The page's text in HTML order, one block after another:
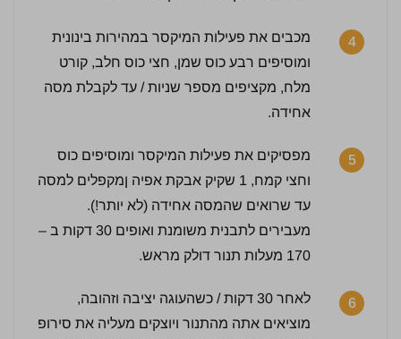
4
מכבים את פעילות המיקסר במהירות בינונית
ומוסיפים רבע כוס שמן, חצי כוס חלב, קורט
מלח, מקציפים מספר שניות / עד לקבלת מסה
אחידה.
5
מפסיקים את פעילות המיקסר ומוסיפים כוס
וחצי קמח, 1 שקיק אבקת אפיה ןמקפלים למסה
עד שרואים שהמסה אחידה (לא יותר!).
מעבירים לתבנית משומנת ואופים 30 דקות ב –
170 מעלות תנור דולק מראש.
6
לאחר 30 דקות / כשהעוגה יציבה וזהובה,
מוציאים אתה מהתנור ויוצקים מעליה את סירופ
לחץ כדי לדרג: